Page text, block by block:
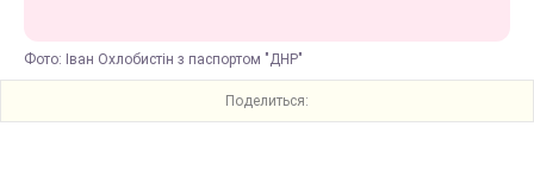
Фото: Іван Охлобистін з паспортом "ДНР"
Поделиться: